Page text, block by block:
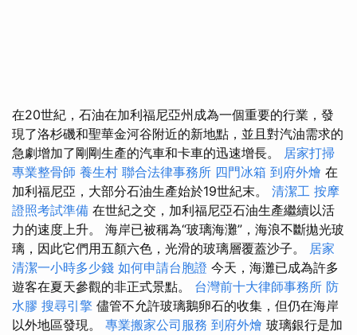
在20世紀，石油在加利福尼亞州成為一個重要的行業，發
現了洛杉磯和聖華金河谷附近的新地點，並且對汽油需求的
急劇增加了剛剛生產的汽車和卡車的迅速增長。 居家打掃
專業整骨師 養生村 聯合法律事務所 四門冰箱 到府外燴 在
加利福尼亞，大部分石油生產始於19世紀末。 清潔工 按摩
證照考試準備 在世紀之交，加利福尼亞石油生產繼續以活
力的速度上升。 海岸已被稱為“玻璃海灘”，海浪不斷拋光玻
璃，因此它們用五顏六色，光滑的玻璃層覆蓋沙子。 居家
清潔一小時多少錢 如何申請台胞證 今天，海灘已成為許多
遊客在夏天參觀的非正式景點。 台灣前十大律師事務所 防
水膠 搜尋引擎 儘管不允許玻璃鵝卵石的收集，但仍在海岸
以外地區發現。 專業搬家公司服務 到府外燴 玻璃銀行是加